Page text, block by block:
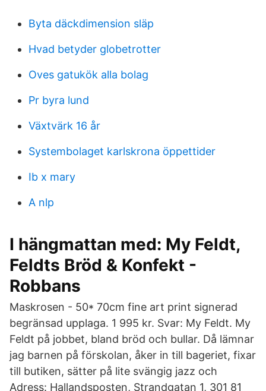
Byta däckdimension släp
Hvad betyder globetrotter
Oves gatukök alla bolag
Pr byra lund
Växtvärk 16 år
Systembolaget karlskrona öppettider
Ib x mary
A nlp
I hängmattan med: My Feldt,
Feldts Bröd & Konfekt -
Robbans
Maskrosen - 50* 70cm fine art print signerad
begränsad upplaga. 1 995 kr. Svar: My Feldt. My
Feldt på jobbet, bland bröd och bullar. Då lämnar
jag barnen på förskolan, åker in till bageriet, fixar
till butiken, sätter på lite svängig jazz och
Adress: Hallandsposten, Strandgatan 1, 301 81